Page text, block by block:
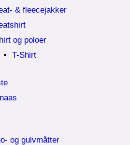
& fleecejakker
og poloer
T-Shirt
og gulvmåtter